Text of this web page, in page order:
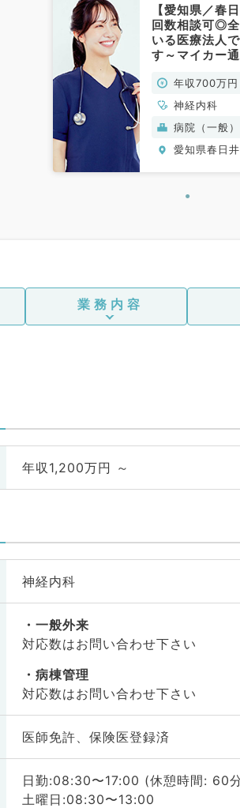
【愛知県／春
回数相談可◎
いる医療法人
す～マイカー
年収700万円
神経内科
病院（一般）
愛知県春日
業務内容
年収1,200万円 ～
神経内科
一般外来
対応数はお問い合わせ下さい
病棟管理
対応数はお問い合わせ下さい
医師免許、保険医登録済
日勤:08:30〜17:00 (休憩時間: 60
土曜日:08:30〜13:00